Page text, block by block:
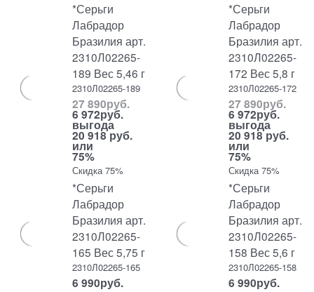
*Серьги
Лабрадор
Бразилия арт.
2310Л02265-
189 Вес 5,46 г
2310Л02265-189
27 890руб.
6 972руб.
выгода
20 918 руб.
или
75%
Скидка 75%
*Серьги
Лабрадор
Бразилия арт.
2310Л02265-
172 Вес 5,8 г
2310Л02265-172
27 890руб.
6 972руб.
выгода
20 918 руб.
или
75%
Скидка 75%
*Серьги
Лабрадор
Бразилия арт.
2310Л02265-
165 Вес 5,75 г
2310Л02265-165
6 990руб.
*Серьги
Лабрадор
Бразилия арт.
2310Л02265-
158 Вес 5,6 г
2310Л02265-158
6 990руб.